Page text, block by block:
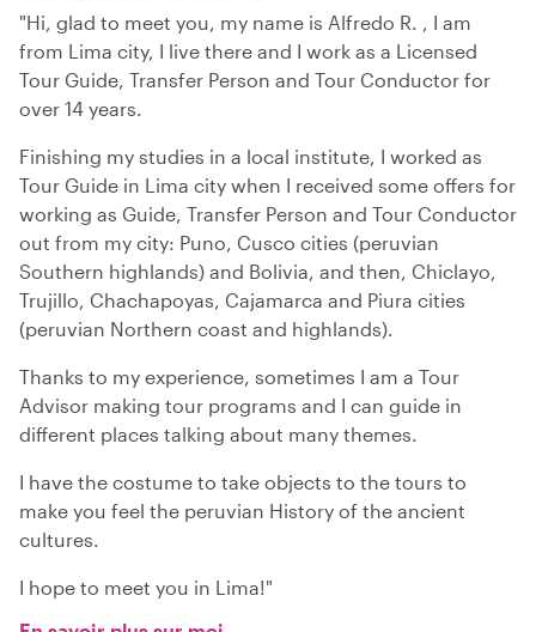
"Hi, glad to meet you, my name is Alfredo R. , I am
from Lima city, I live there and I work as a Licensed
Tour Guide, Transfer Person and Tour Conductor for
over 14 years.
Finishing my studies in a local institute, I worked as
Tour Guide in Lima city when I received some offers for
working as Guide, Transfer Person and Tour Conductor
out from my city: Puno, Cusco cities (peruvian
Southern highlands) and Bolivia, and then, Chiclayo,
Trujillo, Chachapoyas, Cajamarca and Piura cities
(peruvian Northern coast and highlands).
Thanks to my experience, sometimes I am a Tour
Advisor making tour programs and I can guide in
different places talking about many themes.
I have the costume to take objects to the tours to
make you feel the peruvian History of the ancient
cultures.
I hope to meet you in Lima!"